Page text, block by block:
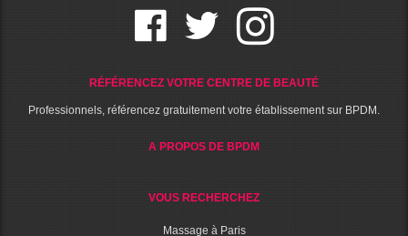
RÉFÉRENCEZ VOTRE CENTRE DE BEAUTÉ
Professionnels, référencez gratuitement votre établissement sur BPDM.
A PROPOS DE BPDM
VOUS RECHERCHEZ
Massage à Paris